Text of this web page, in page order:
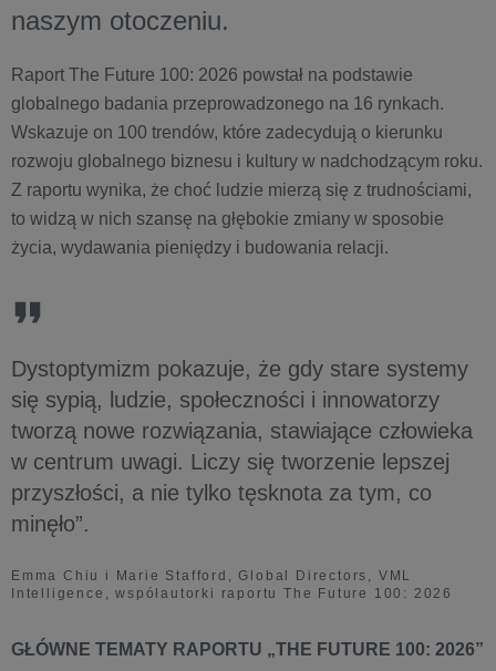
naszym otoczeniu.
Raport The Future 100: 2026 powstał na podstawie
globalnego badania przeprowadzonego na 16 rynkach.
Wskazuje on 100 trendów, które zadecydują o kierunku
rozwoju globalnego biznesu i kultury w nadchodzącym roku.
Z raportu wynika, że choć ludzie mierzą się z trudnościami,
to widzą w nich szansę na głębokie zmiany w sposobie
życia, wydawania pieniędzy i budowania relacji.
Dystoptymizm pokazuje, że gdy stare systemy
się sypią, ludzie, społeczności i innowatorzy
tworzą nowe rozwiązania, stawiające człowieka
w centrum uwagi. Liczy się tworzenie lepszej
przyszłości, a nie tylko tęsknota za tym, co
minęło”.
Emma Chiu i Marie Stafford, Global Directors, VML
Intelligence, współautorki raportu The Future 100: 2026
GŁÓWNE TEMATY RAPORTU „THE FUTURE 100: 2026”